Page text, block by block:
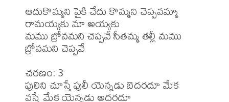
ఆదుకొమ్మని పైకి చేదు కొమ్మని చెప్పవమ్మా
రామయ్యకు మా అయ్యకు
మము బ్రోవమని చెప్పవే సీతమ్మ తల్లీ మము
బ్రోవమని చెప్పవే
చరణం: 3
పులిని చూస్తే పులీ యెన్నడు బెదరదూ మేక
వస్తే మేక యెన్నడు అదరదూ